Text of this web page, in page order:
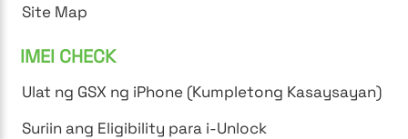
Site Map
IMEI CHECK
Ulat ng GSX ng iPhone (Kumpletong Kasaysayan)
Suriin ang Eligibility para i-Unlock